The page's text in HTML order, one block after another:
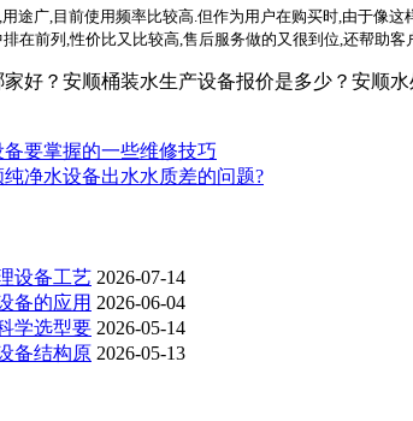
途广,目前使用频率比较高.但作为用户在购买时,由于像
在前列,性价比又比较高,售后服务做的又很到位,还帮助
好？安顺桶装水生产设备报价是多少？安顺
要掌握的一些维修技巧
净水设备出水水质差的问题?
设备工艺 2026-07-14
备的应用 2026-06-04
学选型要 2026-05-14
备结构原 2026-05-13